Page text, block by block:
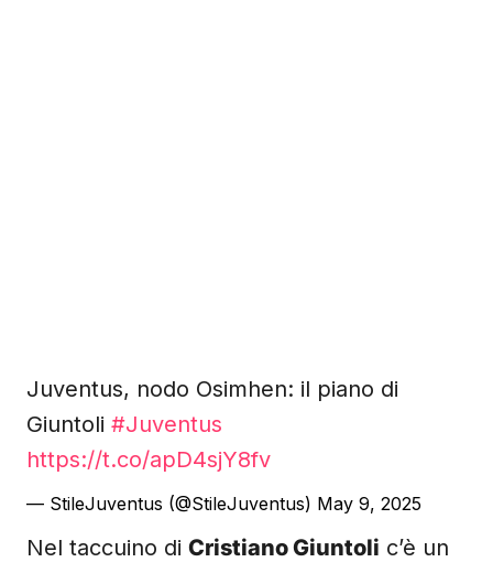
Juventus, nodo Osimhen: il piano di
Giuntoli #Juventus
https://t.co/apD4sjY8fv
— StileJuventus (@StileJuventus) May 9, 2025
Nel taccuino di Cristiano Giuntoli c’è un